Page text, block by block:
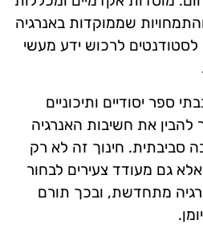
שממוקדות באנרגיה
לרכוש ידע מעשי
ספר יסודיים ותיכוניים
את חשיבות האנרגיה
סביבתית. חינוך זה לא רק
גם מעודד צעירים לבחור
מתחדשת, ובכך תורם